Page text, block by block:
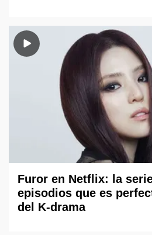
Furor en Netflix: la
episodios que es
del K-drama